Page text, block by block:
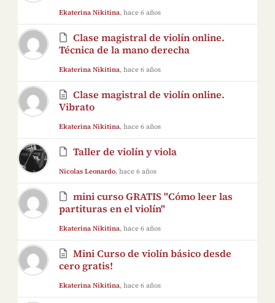
Ekaterina Nikitina, hace 6 años
Clase magistral de violín online.
Técnica de la mano derecha
Ekaterina Nikitina, hace 6 años
Clase magistral de violín online.
Vibrato
Ekaterina Nikitina, hace 6 años
Taller de violín y viola
Nicolas Leonardo, hace 6 años
mini curso GRATIS "Cómo leer las
partituras en el violín"
Ekaterina Nikitina, hace 6 años
Mini Curso de violín básico desde
cero gratis!
Ekaterina Nikitina, hace 6 años